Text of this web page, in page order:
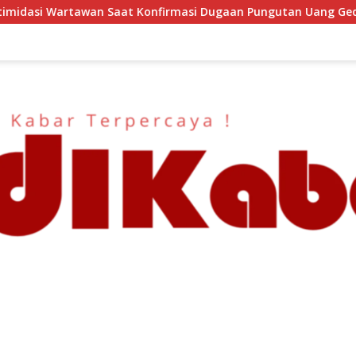
Dugaan Pungutan Uang Gedung, Anggota Komite SMAN 1